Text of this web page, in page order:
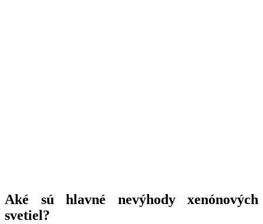
Aké sú hlavné nevýhody xenónových
svetiel?